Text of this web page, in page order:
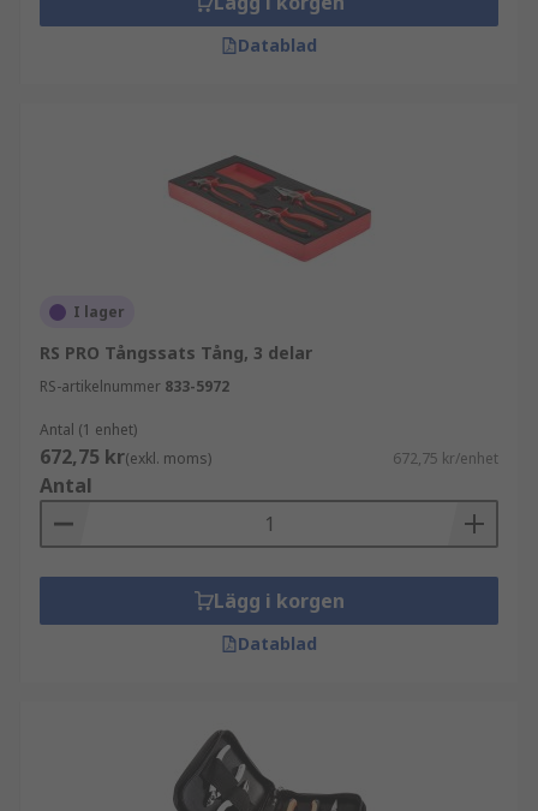
Datablad
I lager
RS PRO Tångssats Tång, 3 delar
RS-artikelnummer 833-5972
Antal (1 enhet)
672,75 kr(exkl. moms) 672,75 kr/enhet
Antal
Lägg i korgen
Datablad